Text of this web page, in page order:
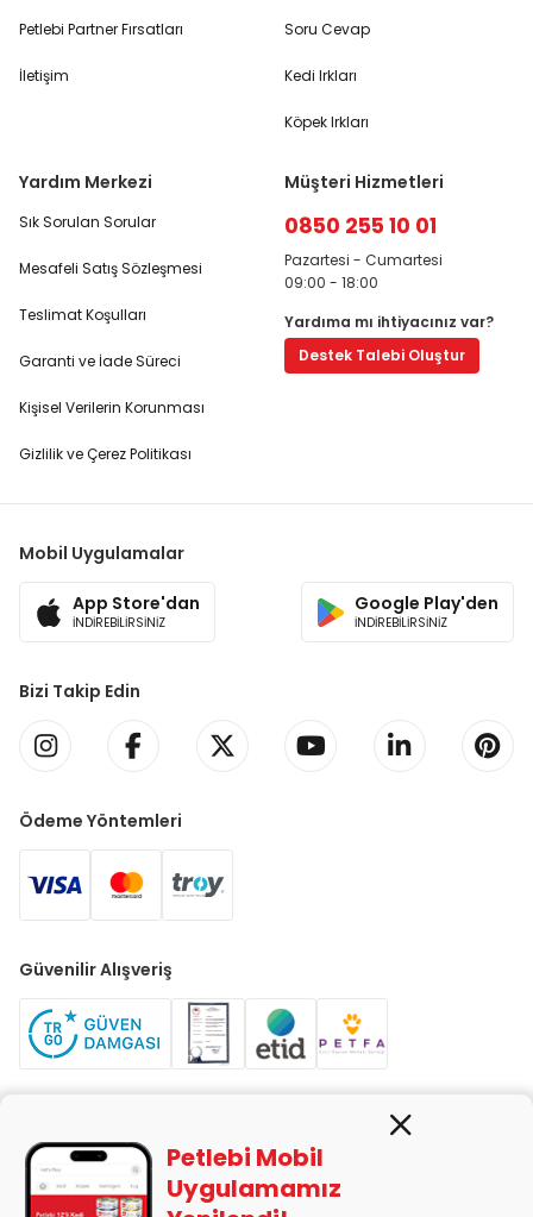
Petlebi Partner Fırsatları
İletişim
Soru Cevap
Kedi Irkları
Köpek Irkları
Yardım Merkezi
Sık Sorulan Sorular
Mesafeli Satış Sözleşmesi
Teslimat Koşulları
Garanti ve İade Süreci
Kişisel Verilerin Korunması
Gizlilik ve Çerez Politikası
Müşteri Hizmetleri
0850 255 10 01
Pazartesi - Cumartesi
09:00 - 18:00
Yardıma mı ihtiyacınız var?
Destek Talebi Oluştur
Mobil Uygulamalar
App Store'dan
İNDİREBİLİRSİNİZ
Google Play'den
İNDİREBİLİRSİNİZ
Bizi Takip Edin
Ödeme Yöntemleri
Güvenilir Alışveriş
PETLEBİ EVCİL HAYVAN ÜRÜNLERİ PAZ. SAN. TİC. LTD. ŞTİ. Alaşarköy
Mah. 1. Alaşar Cad. No: 9 Osmangazi/Bursa
Petlebi Mobil
Uygulamamız